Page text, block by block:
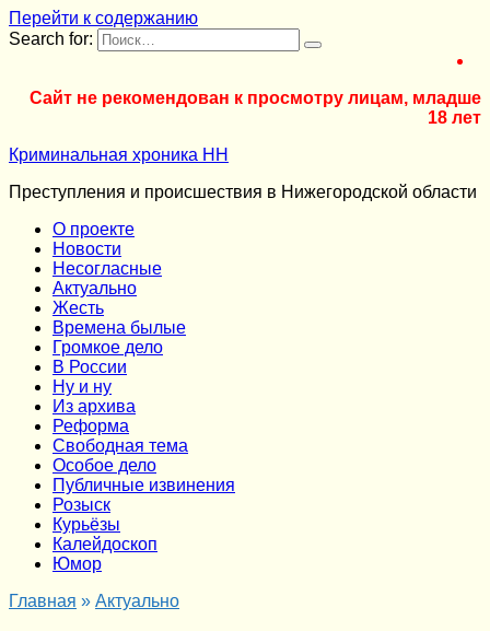
Перейти к содержанию
Search for:
Сайт не рекомендован к просмотру лицам, младше
18 лет
Криминальная хроника НН
Преступления и происшествия в Нижегородской области
О проекте
Новости
Несогласные
Актуально
Жесть
Времена былые
Громкое дело
В России
Ну и ну
Из архива
Реформа
Cвободная тема
Особое дело
Публичные извинения
Розыск
Курьёзы
Калейдоскоп
Юмор
Главная » Актуально